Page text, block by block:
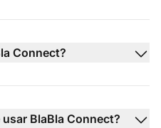
Connect?
BlaBla Connect?